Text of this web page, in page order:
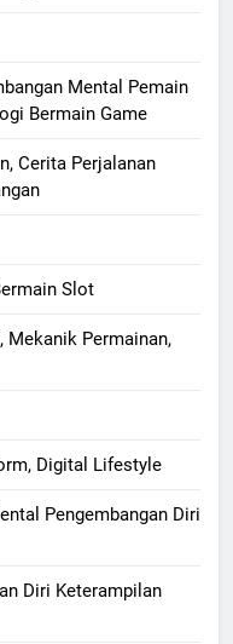
Mental Pemain
Bermain Game
Cerita Perjalanan
Slot
Mekanik Permainan,
Digital Lifestyle
Pengembangan Diri
Diri Keterampilan